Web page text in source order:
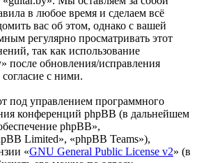
в любое время и сделаем всё
вас об этом, однако с вашей
регулярно просматривать этот
так как использование
после обновления/исправления
с ними.
под управлением программного
конференций phpBB (в дальнейшем
phpBB»,
Limited», «phpBB Teams»),
«GNU General Public License v2» (в